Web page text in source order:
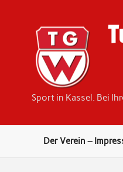
Sport in Kassel. Bei
Der Verein –